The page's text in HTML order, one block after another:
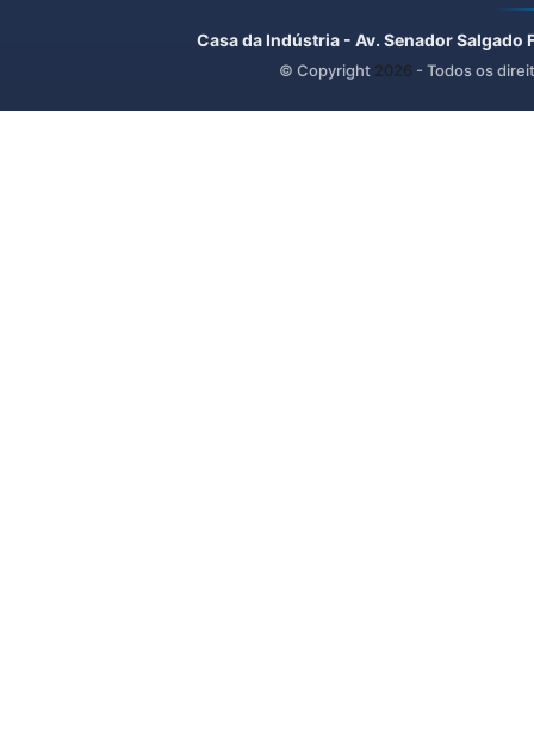
Casa da Indústria - Av. Senador
© Copyright 2026 - Todos os